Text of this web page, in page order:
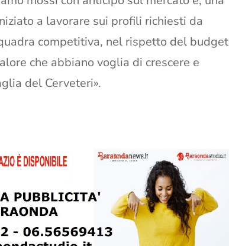
a lavorare sui profili richiesti da
competitiva, nel rispetto del budget
che abbiano voglia di crescere e
del Cerveteri».